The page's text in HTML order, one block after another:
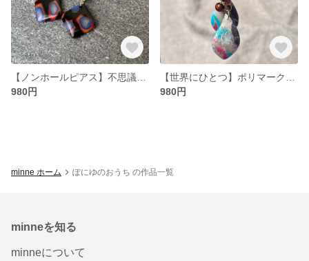
980円
980円
minne ホーム ぽにゆのおうち の作品一覧
minneを知る
minneについて